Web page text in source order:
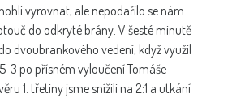
vyrovnat, ale nepodařilo se nám
do odkryté brány. V šesté minutě
dvoubrankového vedení, když využil
3 po přísném vyloučení Tomáše
1. třetiny jsme snížili na 2:1 a utkání